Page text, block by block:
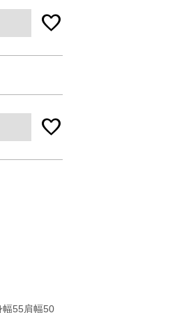
favorite
favorite
55肩幅50